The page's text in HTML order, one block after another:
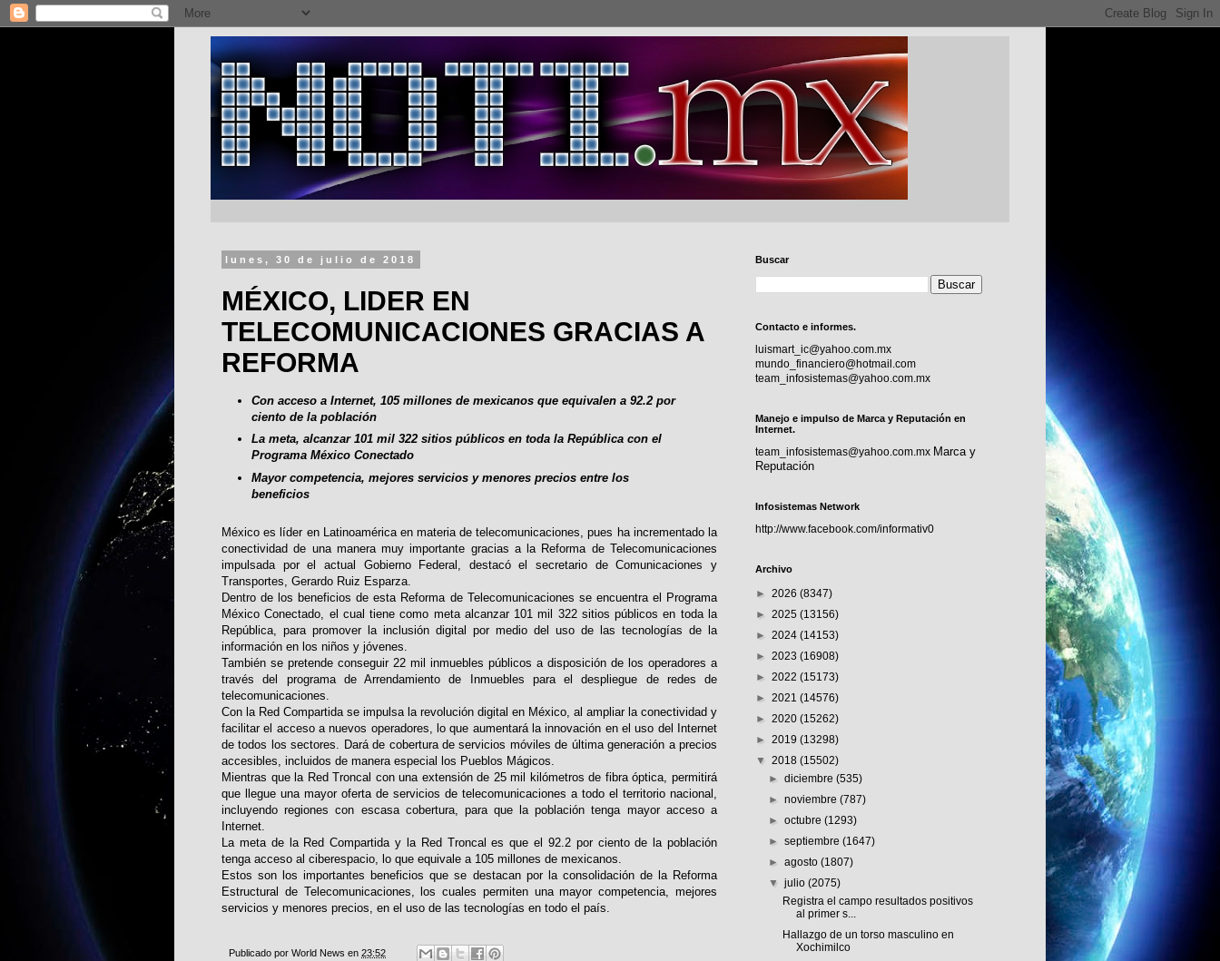
lunes, 30 de julio de 2018
MÉXICO, LIDER EN
TELECOMUNICACIONES GRACIAS A
REFORMA
Con acceso a Internet, 105 millones de mexicanos que equivalen a 92.2 por
ciento de la población
La meta, alcanzar 101 mil 322 sitios públicos en toda la República con el
Programa México Conectado
Mayor competencia, mejores servicios y menores precios entre los
beneficios
México es líder en Latinoamérica en materia de telecomunicaciones, pues ha incrementado la
conectividad de una manera muy importante gracias a la Reforma de Telecomunicaciones
impulsada por el actual Gobierno Federal, destacó el secretario de Comunicaciones y
Transportes, Gerardo Ruiz Esparza.
Dentro de los beneficios de esta Reforma de Telecomunicaciones se encuentra el Programa
México Conectado, el cual tiene como meta alcanzar 101 mil 322 sitios públicos en toda la
República, para promover la inclusión digital por medio del uso de las tecnologías de la
información en los niños y jóvenes.
También se pretende conseguir 22 mil inmuebles públicos a disposición de los operadores a
través del programa de Arrendamiento de Inmuebles para el despliegue de redes de
telecomunicaciones.
Con la Red Compartida se impulsa la revolución digital en México, al ampliar la conectividad y
facilitar el acceso a nuevos operadores, lo que aumentará la innovación en el uso del Internet
de todos los sectores. Dará de cobertura de servicios móviles de última generación a precios
accesibles, incluidos de manera especial los Pueblos Mágicos.
Mientras que la Red Troncal con una extensión de 25 mil kilómetros de fibra óptica, permitirá
que llegue una mayor oferta de servicios de telecomunicaciones a todo el territorio nacional,
incluyendo regiones con escasa cobertura, para que la población tenga mayor acceso a
Internet.
La meta de la Red Compartida y la Red Troncal es que el 92.2 por ciento de la población
tenga acceso al ciberespacio, lo que equivale a 105 millones de mexicanos.
Estos son los importantes beneficios que se destacan por la consolidación de la Reforma
Estructural de Telecomunicaciones, los cuales permiten una mayor competencia, mejores
servicios y menores precios, en el uso de las tecnologías en todo el país.
Publicado por World News en 23:52
Buscar
Contacto e informes.
luismart_ic@yahoo.com.mx
mundo_financiero@hotmail.com
team_infosistemas@yahoo.com.mx
Manejo e impulso de Marca y Reputación en
Internet.
team_infosistemas@yahoo.com.mx Marca y
Reputación
Infosistemas Network
http://www.facebook.com/informativ0
Archivo
► 2026 (8347)
► 2025 (13156)
► 2024 (14153)
► 2023 (16908)
► 2022 (15173)
► 2021 (14576)
► 2020 (15262)
► 2019 (13298)
▼ 2018 (15502)
►diciembre(535)
►noviembre(787)
►octubre(1293)
►septiembre(1647)
►agosto(1807)
▼julio(2075)
Registra el campo resultados positivos
al primer s...
Hallazgo de un torso masculino en
Xochimilco